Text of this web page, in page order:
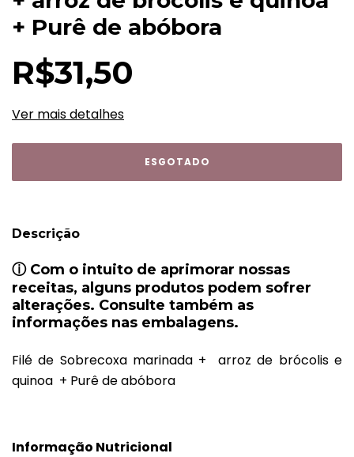
+ Purê de abóbora
R$31,50
Ver mais detalhes
Descrição
ⓘCom o intuito de aprimorar nossas
receitas, alguns produtos podem sofrer
alterações. Consulte também as
informações nas embalagens.
Filé de Sobrecoxa marinada + arroz de brócolis e
quinoa + Purê de abóbora
Informação Nutricional